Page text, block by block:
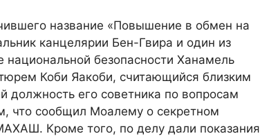
название «Повышение в обмен на
канцелярии Бен-Гвира и один из
безопасности Ханамель
Коби Яакоби, считающийся близким
должность его советника по вопросам
что сообщил Моалему о секретном
Кроме того, по делу дали показания